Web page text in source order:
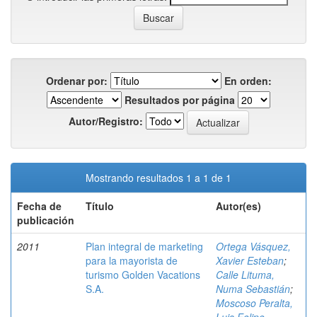
Ordenar por:
En orden:
Resultados por página
Autor/Registro:
Mostrando resultados 1 a 1 de 1
Fecha de
publicación
Título Autor(es)
2011
Plan integral de marketing
para la mayorista de
turismo Golden Vacations
S.A.
Ortega Vásquez,
Xavier Esteban;
Calle Lituma,
Numa Sebastián;
Moscoso Peralta,